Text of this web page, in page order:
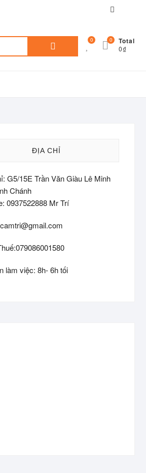
Facebook
0 Total
0₫
0
ĐỊA CHỈ
G5/15E Trần Văn Giàu Lê Minh
Chánh
0937522888 Mr Trí
làm việc: 8h- 6h tối